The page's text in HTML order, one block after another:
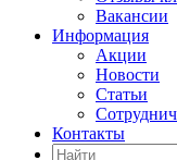
Вакансии
Информация
Акции
Новости
Статьи
Контакты